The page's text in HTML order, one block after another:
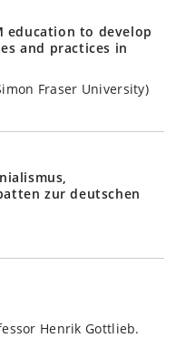
education to develop
and practices in
Fraser University)
zur deutschen
Henrik Gottlieb.